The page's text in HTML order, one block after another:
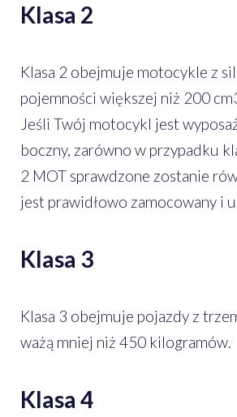
Klasa 2
Klasa 2 obejmuje motocykle z
pojemności większej niż 200
Jeśli Twój motocykl jest
boczny, zarówno w przypadku
2 MOT sprawdzone zostanie
jest prawidłowo zamocowany i
Klasa 3
Klasa 3 obejmuje pojazdy z
ważą mniej niż 450 kilogramów.
Klasa 4